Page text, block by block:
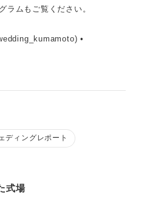
ラムもご覧ください。
•
ディングレポート
式場